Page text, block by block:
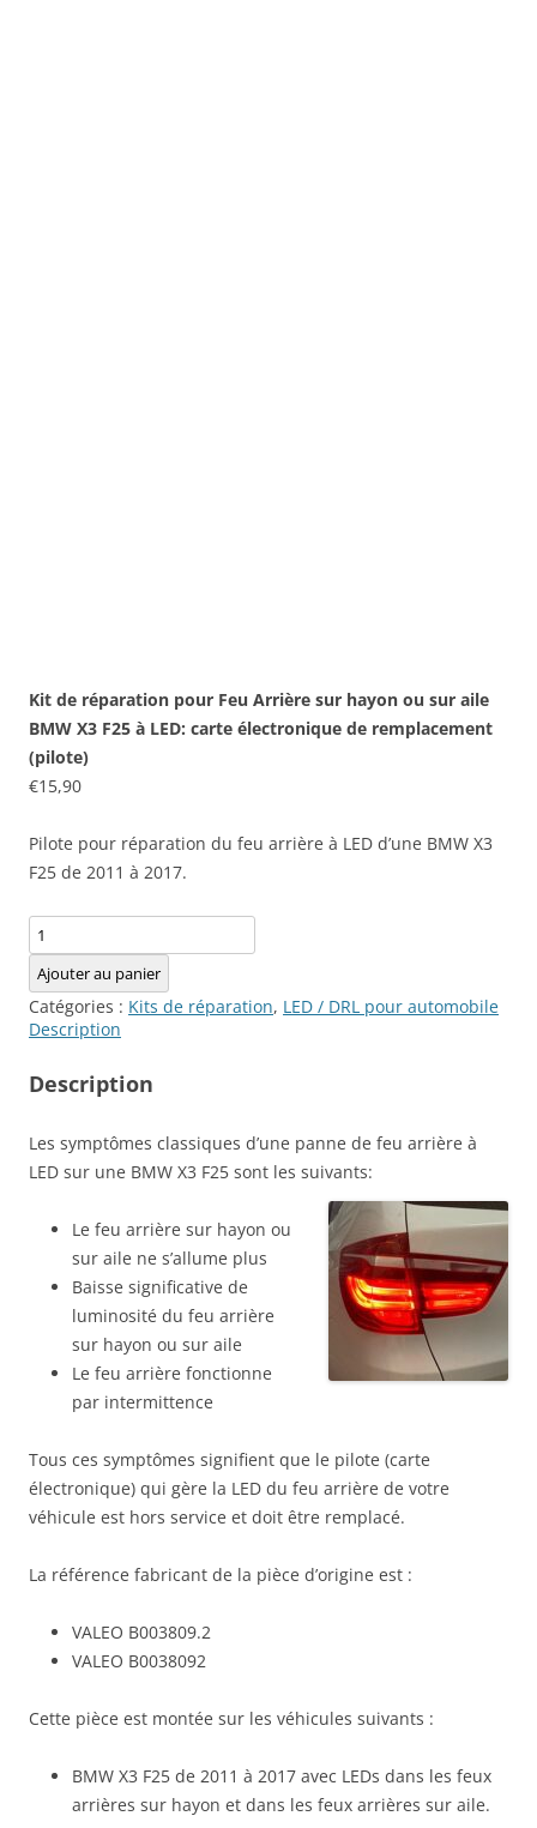
Kit de réparation pour Feu Arrière sur hayon ou sur aile
BMW X3 F25 à LED: carte électronique de remplacement
(pilote)
€15,90
Pilote pour réparation du feu arrière à LED d’une BMW X3
F25 de 2011 à 2017.
quantité
de
Kit
de
réparation
pour
électronique
Ajouter au panier
Catégories : Kits de réparation, LED / DRL pour automobile
Description
Description
Les symptômes classiques d’une panne de feu arrière à
LED sur une BMW X3 F25 sont les suivants:
Le feu arrière sur hayon ou
sur aile ne s’allume plus
Baisse significative de
luminosité du feu arrière
sur hayon ou sur aile
Le feu arrière fonctionne
par intermittence
Tous ces symptômes signifient que le pilote (carte
électronique) qui gère la LED du feu arrière de votre
véhicule est hors service et doit être remplacé.
La référence fabricant de la pièce d’origine est :
VALEO B003809.2
VALEO B0038092
Cette pièce est montée sur les véhicules suivants :
BMW X3 F25 de 2011 à 2017 avec LEDs dans les feux
arrières sur hayon et dans les feux arrières sur aile.